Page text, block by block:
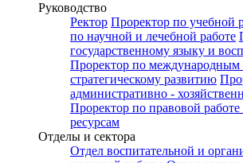
Руководство
Ректор Проректор по учебной
по научной и лечебной работе
государственному языку и
Проректор по международным
стратегическому развитию
административно -
Проректор по правовой
ресурсам
Отделы и сектора
Отдел воспитательной и